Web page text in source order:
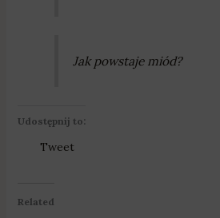
Jak powstaje miód?
Udostępnij to:
Tweet
Related